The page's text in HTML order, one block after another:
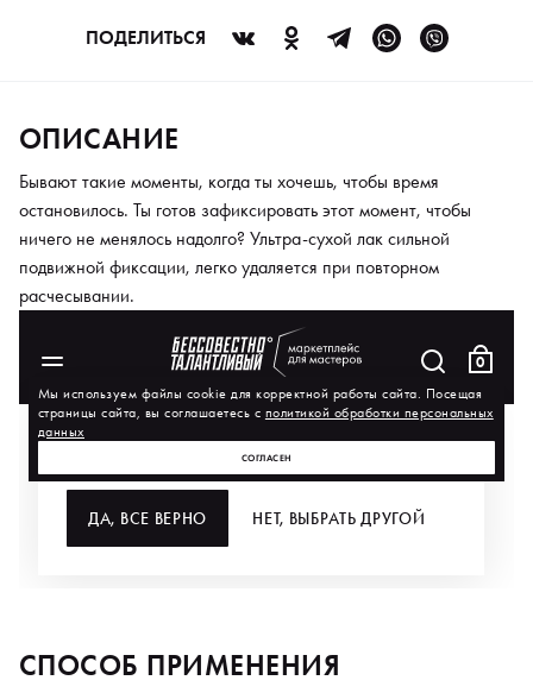
ПОДЕЛИТЬСЯ
ОПИСАНИЕ
Бывают такие моменты, когда ты хочешь, чтобы время
остановилось. Ты готов зафиксировать этот момент, чтобы
ничего не менялось надолго? Ультра-сухой лак сильной
подвижной фиксации, легко удаляется при повторном
расчесывании.
СПОСОБ ПРИМЕНЕНИЯ